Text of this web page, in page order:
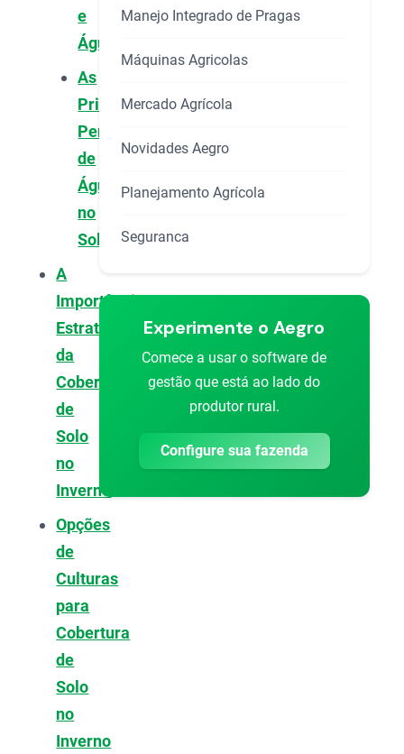
e
Água
As
Principais
Perdas
de
Água
no
Solo
A
Importância
Estratégica
da
Cobertura
de
Solo
no
Inverno
Opções
de
Culturas
para
Cobertura
de
Solo
no
Inverno
Manejo Integrado de Pragas
Máquinas Agricolas
Mercado Agrícola
Novidades Aegro
Planejamento Agrícola
Seguranca
Experimente o Aegro
Comece a usar o software de
gestão que está ao lado do
produtor rural.
Configure sua fazenda